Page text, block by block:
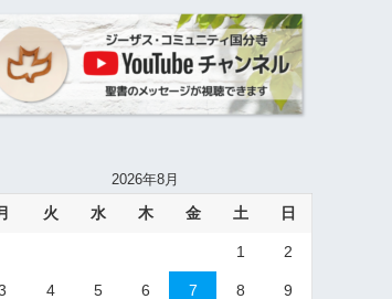
2026年8月
火 水 木 金 土 日
1 2
4 5 6 7 8 9